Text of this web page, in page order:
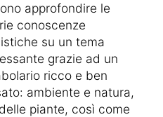
approfondire le
conoscenze
su un tema
grazie ad un
ricco e ben
ambiente e natura,
piante, così come